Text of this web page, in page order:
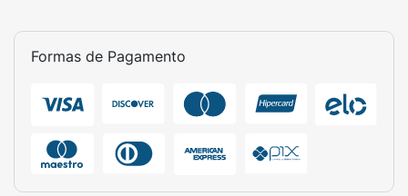
Formas de Pagamento